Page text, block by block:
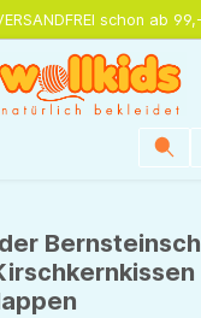
schon ab